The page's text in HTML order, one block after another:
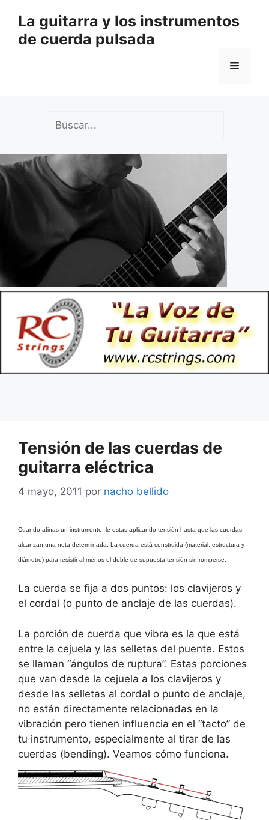
contenido
La guitarra y los instrumentos
de cuerda pulsada
Menú
Tensión de las cuerdas de
guitarra eléctrica
4 mayo, 2011 por nacho bellido
Cuando afinas un instrumento, le estas aplicando tensión hasta que las cuerdas
alcanzan una nota determinada. La cuerda está construida (material, estructura y
diámetro) para resistir al menos el doble de supuesta tensión sin romperse.
La cuerda se fija a dos puntos: los clavijeros y
el cordal (o punto de anclaje de las cuerdas).
La porción de cuerda que vibra es la que está
entre la cejuela y las selletas del puente. Estos
se llaman “ángulos de ruptura”. Estas porciones
que van desde la cejuela a los clavijeros y
desde las selletas al cordal o punto de anclaje,
no están directamente relacionadas en la
vibración pero tienen influencia en el “tacto” de
tu instrumento, especialmente al tirar de las
cuerdas (bending). Veamos cómo funciona.